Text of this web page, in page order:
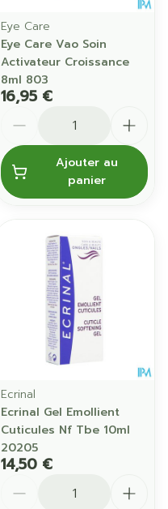
Eye Care
Eye Care Vao Soin
Activateur Croissance
8ml 803
16,95 €
Ajouter au
panier
Ecrinal
Ecrinal Gel Emollient
Cuticules Nf Tbe 10ml
20205
14,50 €